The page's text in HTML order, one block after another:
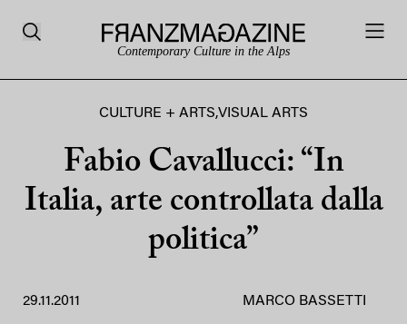
Contemporary Culture in the Alps
CULTURE + ARTS,VISUAL ARTS
Fabio Cavallucci: “In
Italia, arte controllata dalla
politica”
29.11.2011 MARCO BASSETTI